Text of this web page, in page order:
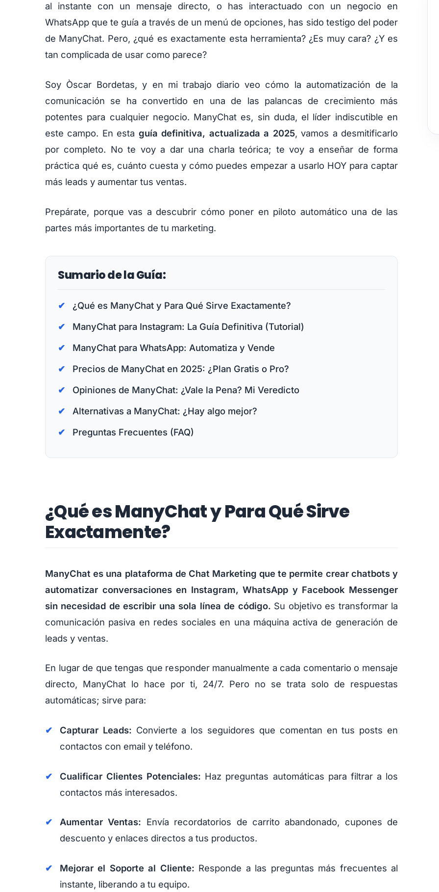
al instante con un mensaje directo, o has interactuado con un negocio en
WhatsApp que te guía a través de un menú de opciones, has sido testigo del poder
de ManyChat. Pero, ¿qué es exactamente esta herramienta? ¿Es muy cara? ¿Y es
tan complicada de usar como parece?
Soy Òscar Bordetas, y en mi trabajo diario veo cómo la automatización de la
comunicación se ha convertido en una de las palancas de crecimiento más
potentes para cualquier negocio. ManyChat es, sin duda, el líder indiscutible en
este campo. En esta guía definitiva, actualizada a 2025, vamos a desmitificarlo
por completo. No te voy a dar una charla teórica; te voy a enseñar de forma
práctica qué es, cuánto cuesta y cómo puedes empezar a usarlo HOY para captar
más leads y aumentar tus ventas.
Prepárate, porque vas a descubrir cómo poner en piloto automático una de las
partes más importantes de tu marketing.
Sumario de la Guía:
¿Qué es ManyChat y Para Qué Sirve Exactamente?
ManyChat para Instagram: La Guía Definitiva (Tutorial)
ManyChat para WhatsApp: Automatiza y Vende
Precios de ManyChat en 2025: ¿Plan Gratis o Pro?
Opiniones de ManyChat: ¿Vale la Pena? Mi Veredicto
Alternativas a ManyChat: ¿Hay algo mejor?
Preguntas Frecuentes (FAQ)
¿Qué es ManyChat y Para Qué Sirve
Exactamente?
ManyChat es una plataforma de Chat Marketing que te permite crear chatbots y
automatizar conversaciones en Instagram, WhatsApp y Facebook Messenger
sin necesidad de escribir una sola línea de código. Su objetivo es transformar la
comunicación pasiva en redes sociales en una máquina activa de generación de
leads y ventas.
En lugar de que tengas que responder manualmente a cada comentario o mensaje
directo, ManyChat lo hace por ti, 24/7. Pero no se trata solo de respuestas
automáticas; sirve para:
Capturar Leads: Convierte a los seguidores que comentan en tus posts en
contactos con email y teléfono.
Cualificar Clientes Potenciales: Haz preguntas automáticas para filtrar a los
contactos más interesados.
Aumentar Ventas: Envía recordatorios de carrito abandonado, cupones de
descuento y enlaces directos a tus productos.
Mejorar el Soporte al Cliente: Responde a las preguntas más frecuentes al
instante, liberando a tu equipo.